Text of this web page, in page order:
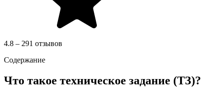
4.8 – 291 отзывов
Содержание
Что такое техническое задание (ТЗ)?